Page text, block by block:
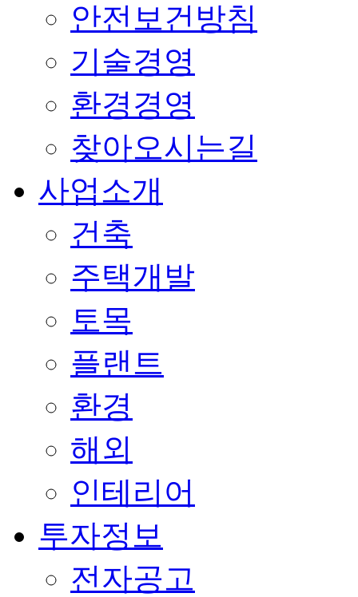
안전보건방침
기술경영
환경경영
찾아오시는길
사업소개
건축
주택개발
토목
플랜트
환경
해외
인테리어
투자정보
전자공고